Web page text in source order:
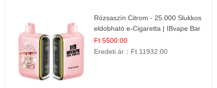
Rózsaszín Citrom - 25.000 Slukkos
eldobható e-Cigaretta | IBvape Bar
Ft 5500.00
Eredeti ár： Ft 11932.00